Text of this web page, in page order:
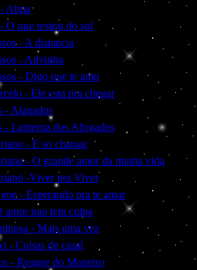
Alma
O que restou do sol
- A distancia
- Advinha
- Digo que te amo
- Ele esta pra chegar
- Alagados
- Lanterna dos Afogados
- E so chamar
- O grande amor da minha vida
-Viver pra Viver
- Esperando pra te amar
amor nao tem culpa
- Mais uma vez
- Coisas de casal
- Reagee do Maneiro